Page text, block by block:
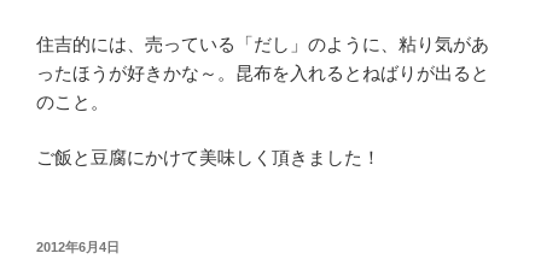
住吉的には、売っている「だし」のように、粘り気があ
ったほうが好きかな～。昆布を入れるとねばりが出ると
のこと。
ご飯と豆腐にかけて美味しく頂きました！
投
2012年6月4日